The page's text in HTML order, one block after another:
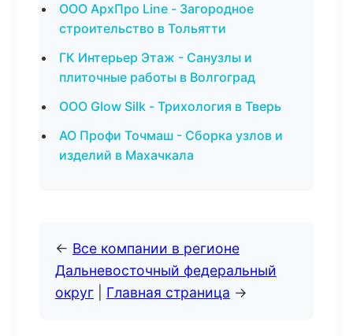
ООО АрхПро Line - Загородное
строительство в Тольятти
ГК Интерьер Этаж - Санузлы и
плиточные работы в Волгоград
ООО Glow Silk - Трихология в Тверь
АО Профи Точмаш - Сборка узлов и
изделий в Махачкала
← Все компании в регионе
Дальневосточный федеральный
округ
Главная страница →